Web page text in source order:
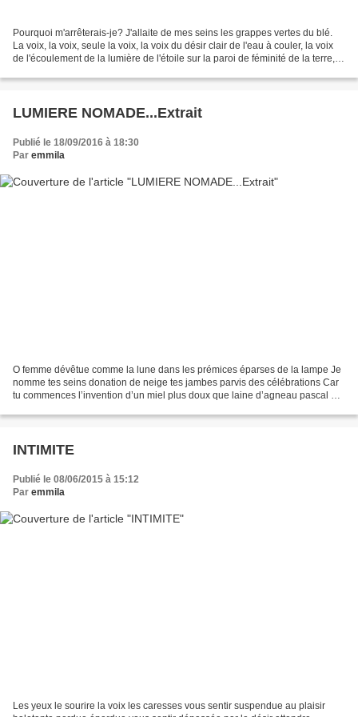
Pourquoi m'arrêterais-je? J'allaite de mes seins les grappes vertes du blé.
La voix, la voix, seule la voix, la voix du désir clair de l'eau à couler, la voix
de l'écoulement de la lumière de l'étoile sur la paroi de féminité de la terre, la
LUMIERE NOMADE...Extrait
Publié le 18/09/2016 à 18:30
Par emmila
O femme dévêtue comme la lune dans les prémices éparses de la lampe Je
nomme tes seins donation de neige tes jambes parvis des célébrations Car
tu commences l’invention d’un miel plus doux que laine d’agneau pascal O
INTIMITE
Publié le 08/06/2015 à 15:12
Par emmila
Les yeux le sourire la voix les caresses vous sentir suspendue au plaisir